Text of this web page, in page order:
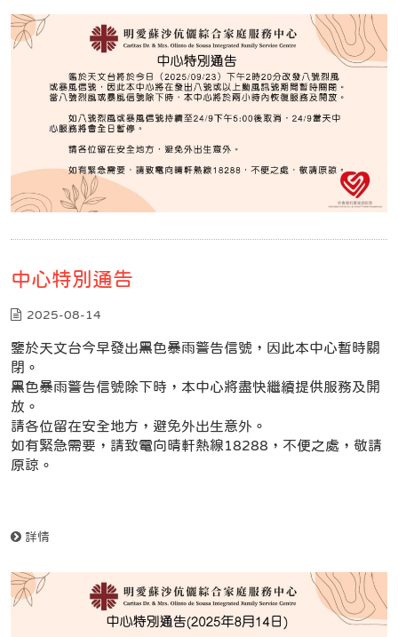
中心特別通告
2025-08-14
鑒於天文台今早發出黑色暴雨警告信號，因此本中心暫時關
閉。
黑色暴雨警告信號除下時，本中心將盡快繼續提供服務及開
放。
請各位留在安全地方，避免外出生意外。
如有緊急需要，請致電向晴軒熱線18288，不便之處，敬請
原諒。
詳情